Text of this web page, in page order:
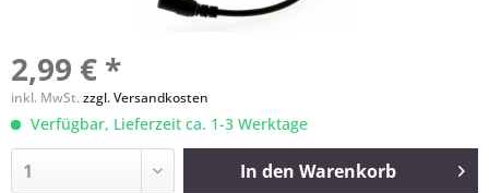
2,99 € *
inkl. MwSt.zzgl. Versandkosten
Verfügbar, Lieferzeit ca. 1-3 Werktage
In den Warenkorb